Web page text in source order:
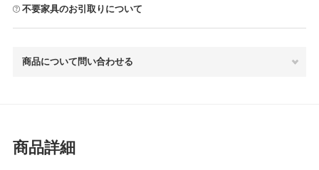
不要家具のお引取りについて
商品について問い合わせる
商品詳細